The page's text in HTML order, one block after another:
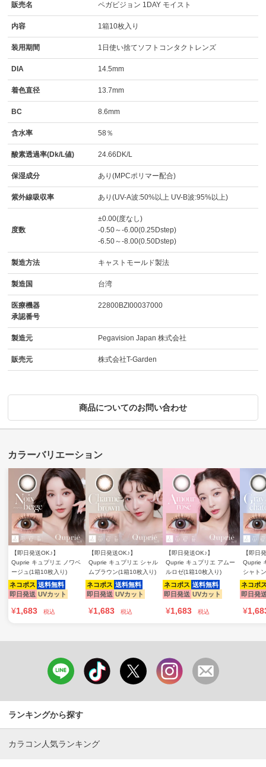
販売名 ペガビジョン 1DAY モイスト
内容 1箱10枚入り
装用期間 1日使い捨てソフトコンタクトレンズ
DIA 14.5mm
着色直径 13.7mm
BC 8.6mm
含水率 58％
酸素透過率(Dk/L値) 24.66DK/L
保湿成分 あり(MPCポリマー配合)
紫外線吸収率 あり(UV-A波:50%以上 UV-B波:95%以上)
度数
±0.00(度なし)
-0.50～-6.00(0.25Dstep)
-6.50～-8.00(0.50Dstep)
製造方法 キャストモールド製法
製造国 台湾
医療機器
承認番号
22800BZI00037000
製造元 Pegavision Japan 株式会社
販売元 株式会社T-Garden
商品についてのお問い合わせ
【即日発送OK♪】
Quprie キュプリエ ノワベ
ージュ(1箱10枚入り)
ネコポス 送料無料
即日発送 UVカット
¥1,683 税込
【即日発送OK♪】
Quprie キュプリエ シャル
ムブラウン(1箱10枚入り)
ネコポス 送料無料
即日発送 UVカット
¥1,683 税込
【即日発送OK♪】
Quprie キュプリエ アムー
ルロゼ(1箱10枚入り)
ネコポス 送料無料
即日発送 UVカット
¥1,683 税込
【即日
Quprie
シャト
ネコポ
即日発
¥
ランキングから探す
カラコン人気ランキング